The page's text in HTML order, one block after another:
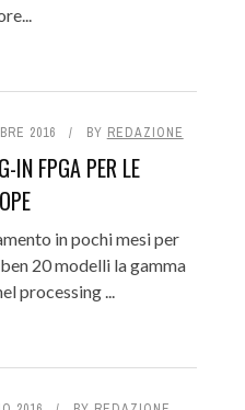
2016 BY REDAZIONE
IN FPGA PER LE
in pochi mesi per
20 modelli la gamma
processing ...